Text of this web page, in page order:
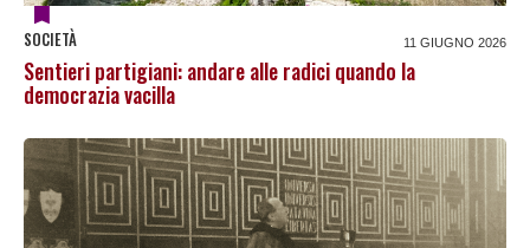
SOCIETÀ 11 GIUGNO 2026
Sentieri partigiani: andare alle radici quando la
democrazia vacilla